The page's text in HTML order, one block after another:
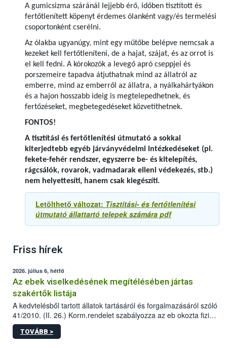
A gumicsizma száránál lejjebb érő, időben tisztított és
fertőtlenített köpenyt érdemes ólanként vagy/és termelési
csoportonként cserélni.
Az ólakba ugyanúgy, mint egy műtőbe belépve nemcsak a
kezeket kell fertőtleníteni, de a hajat, szájat, és az orrot is
el kell fedni. A kórokozók a levegő apró cseppjei és
porszemeire tapadva átjuthatnak mind az állatról az
emberre, mind az emberről az állatra, a nyálkahártyákon
és a hajon hosszabb ideig is megtelepedhetnek, és
fertőzéseket, megbetegedéseket közvetíthetnek.
FONTOS!
A tisztítási és fertőtlenítési útmutató a sokkal
kiterjedtebb egyéb járványvédelmi intézkedéseket (pl.
fekete-fehér rendszer, egyszerre be- és kitelepítés,
rágcsálók, rovarok, vadmadarak elleni védekezés, stb.)
nem helyettesíti, hanem csak kiegészíti.
Letölthető változat: Tisztítási- és fertőtlenítési
útmutató állattartó telepek számára pdf
Friss hírek
2026. július 6, hétfő
Az ebek viselkedésének megítélésében jártas
szakértők listája
A kedvtelésből tartott állatok tartásáról és forgalmazásáról szóló
41/2010. (II. 26.) Korm.rendelet szabályozza az eb okozta fizikai
sérülés, illetve ennek veszélye keletkezésekor felmerülő
hatósági feladatokat, valamint a veszélyes eb tartását és annak
TOVÁBB >